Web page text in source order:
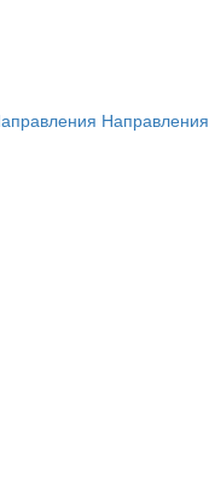
Направления